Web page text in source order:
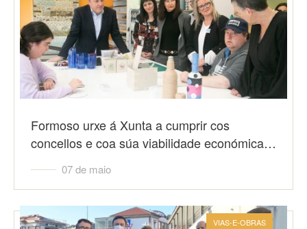
Formoso urxe á Xunta a cumprir cos
concellos e coa súa viabilidade económica…
07 de maio
VIAS-E-OBRAS